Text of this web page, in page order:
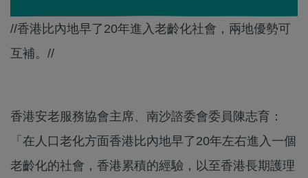
//香港比內地早了20年進入老齡化社會，兩地優勢可
互補。//
香港安老服務協會主席、南沙諮委會委員陳志育：
「在人口老化方面香港比內地早了20年左右進入一個
老齡化的社會，香港累積的經驗，以至香港長期護理